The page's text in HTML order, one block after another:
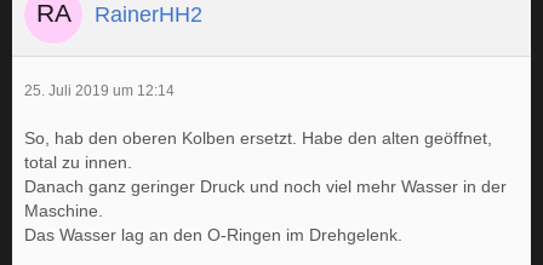
RainerHH2
25. Juli 2019 um 12:14
So, hab den oberen Kolben ersetzt. Habe den alten geöffnet,
total zu innen.
Danach ganz geringer Druck und noch viel mehr Wasser in der
Maschine.
Das Wasser lag an den O-Ringen im Drehgelenk.